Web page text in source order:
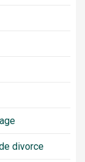
divorce